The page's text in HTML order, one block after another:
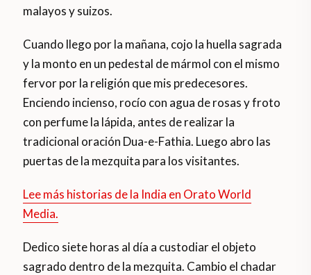
malayos y suizos.
Cuando llego por la mañana, cojo la huella sagrada
y la monto en un pedestal de mármol con el mismo
fervor por la religión que mis predecesores.
Enciendo incienso, rocío con agua de rosas y froto
con perfume la lápida, antes de realizar la
tradicional oración Dua-e-Fathia. Luego abro las
puertas de la mezquita para los visitantes.
Lee más historias de la India en Orato World
Media.
Dedico siete horas al día a custodiar el objeto
sagrado dentro de la mezquita. Cambio el chadar